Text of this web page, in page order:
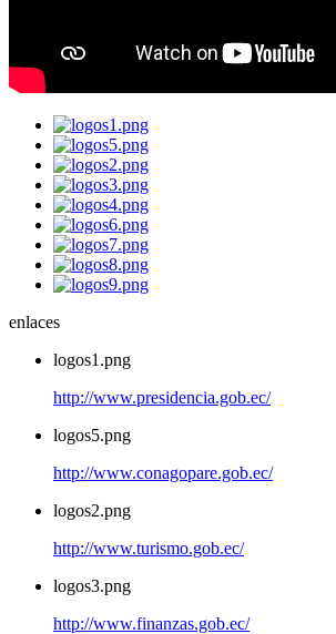
enlaces
logos1.png
http://www.presidencia.gob.ec/
logos5.png
http://www.conagopare.gob.ec/
logos2.png
http://www.turismo.gob.ec/
logos3.png
http://www.finanzas.gob.ec/